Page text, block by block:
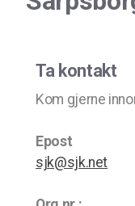
Ta kontakt
Kom gjerne
Epost
sjk@sjk.net